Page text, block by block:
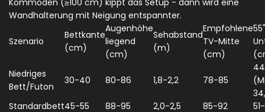
Kommoden (≥100 cm) kippt das Setup - dann wird eine
Wandhalterung mit Neigung entspannter.
Szenario
Bettkante
(cm)
Augenhöhe
liegend
(cm)
Sehabstand
(m)
Empfohlene
TV-Mitte
(cm)
55"
Niedriges
Bett/Futon
30-40 80-86 1,8-2,2 78-85
Standardbett45-55 88-95 2,0-2,5 85-92